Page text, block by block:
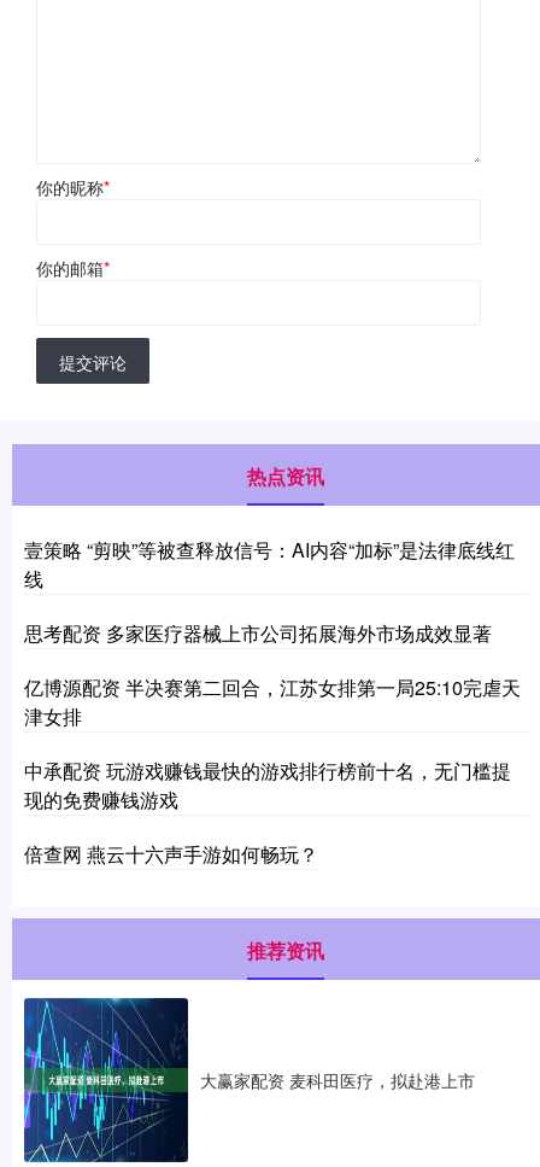
你的昵称*
你的邮箱*
提交评论
热点资讯
壹策略 “剪映”等被查释放信号：AI内容“加标”是法律底线红
线
思考配资 多家医疗器械上市公司拓展海外市场成效显著
亿博源配资 半决赛第二回合，江苏女排第一局25:10完虐天
津女排
中承配资 玩游戏赚钱最快的游戏排行榜前十名，无门槛提
现的免费赚钱游戏
倍查网 燕云十六声手游如何畅玩？
推荐资讯
大赢家配资 麦科田医疗，拟赴港上市